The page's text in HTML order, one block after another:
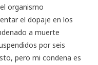
organismo
el dopaje en los
a muerte
por seis
pero mi condena es